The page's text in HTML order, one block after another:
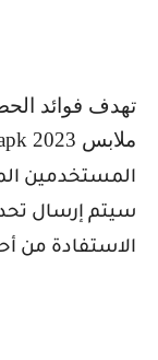
تهدف فوائد
ملابس 2023
المستخدمين
سيتم إرسال
الاستفادة من